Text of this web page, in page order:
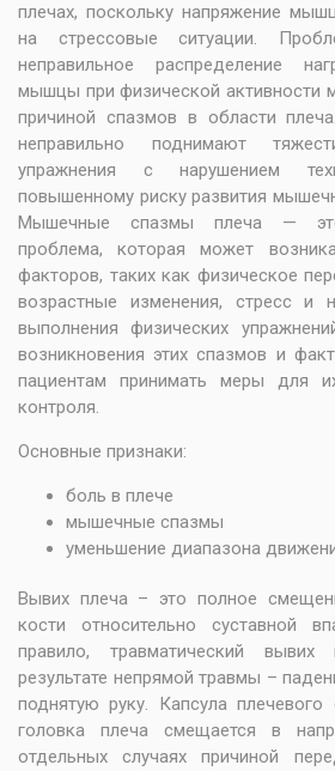
плечах, поскольку напряжение
на стрессовые ситуации.
неправильное распределение
мышцы при физической активности
причиной спазмов в области
неправильно поднимают
упражнения с нарушением
повышенному риску развития
Мышечные спазмы плеча — это
проблема, которая может
факторов, таких как физическое
возрастные изменения, стресс и
выполнения физических
возникновения этих спазмов и
пациентам принимать меры для
контроля.
Основные признаки:
боль в плече
мышечные спазмы
уменьшение диапазона
Вывих плеча – это полное
кости относительно суставной
правило, травматический
результате непрямой травмы –
поднятую руку. Капсула плечевого
головка плеча смещается в
отдельных случаях причиной